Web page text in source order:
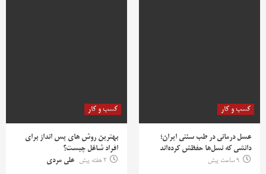
کسب و کار
عسل درمانی در طب سنتی ایران؛
دانشی که نسل‌ها حفظش کرده‌اند
9 ساعت پیش
کسب و کار
بهترین روش‌ های پس‌ انداز برای
افراد شاغل چیست؟
2 هفته پیش
علی مردی